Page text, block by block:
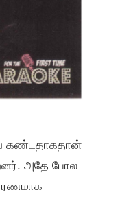
கண்டதாகதான்
அதே போல